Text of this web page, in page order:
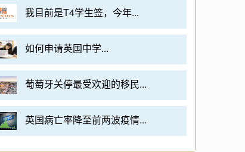
我目前是T4学生签，今年...
如何申请英国中学...
葡萄牙关停最受欢迎的移民...
英国病亡率降至前两波疫情...